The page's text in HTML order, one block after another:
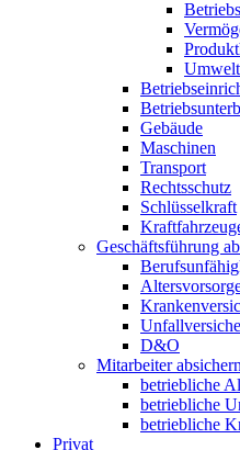
Gebäude
Maschinen
Transport
Rechtsschutz
Schlüsselkraft
Geschäftsführung
D&O
Mitarbeiter absichern
betriebliche
betriebliche
betriebliche
Privat